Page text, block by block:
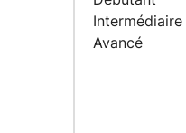
pas à
répondre!
Intermédiaire
Avancé